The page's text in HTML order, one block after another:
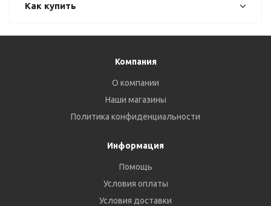
Как купить
Компания
О компании
Наши магазины
Политика конфиденциальности
Информация
Помощь
Условия оплаты
Условия доставки